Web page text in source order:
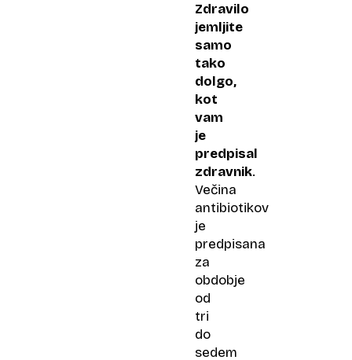
Zdravilo
jemljite
samo
tako
dolgo,
kot
vam
je
predpisal
zdravnik.
Večina
antibiotikov
je
predpisana
za
obdobje
od
tri
do
sedem